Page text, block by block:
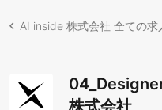
AI inside 株式会社 全ての求
株式会社